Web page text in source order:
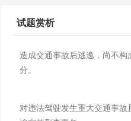
试题赏析
造成交通事故后逃逸，尚不构
分。
对违法驾驶发生重大交通事故